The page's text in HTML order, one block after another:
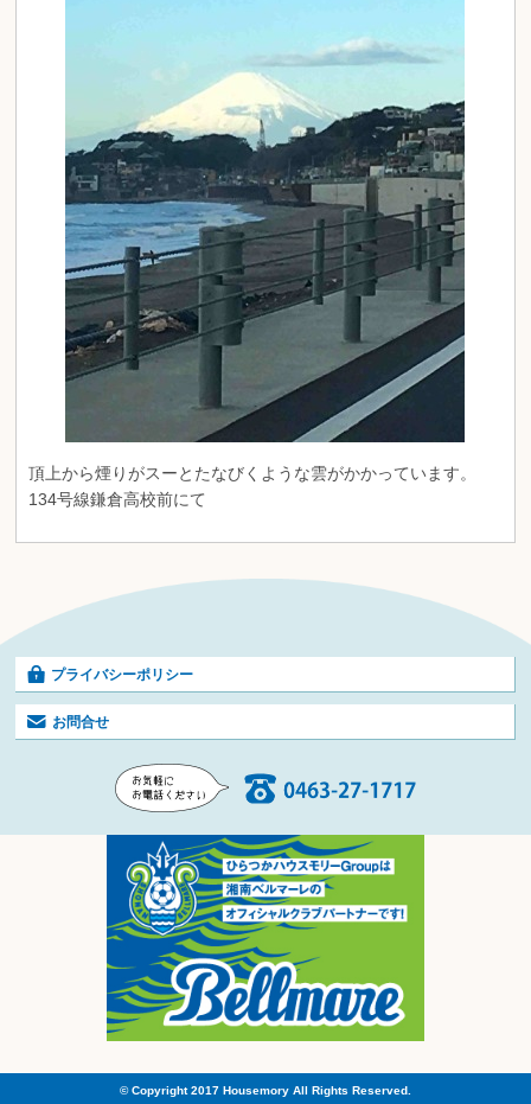
頂上から煙りがスーとたなびくような雲がかかっています。
134号線鎌倉高校前にて
プライバシーポリシー
お問合せ
© Copyright 2017 Housemory All Rights Reserved.